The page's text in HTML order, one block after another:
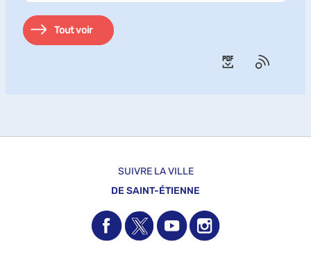
Tout voir
SUIVRE LA VILLE
DE SAINT-ÉTIENNE